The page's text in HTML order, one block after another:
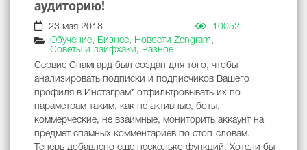
аудиторию!
23 мая 2018
10052
Обучение, Бизнес, Новости Zengram,
Советы и лайфхаки , Разное
Сервис Спамгард был создан для того, чтобы
анализировать подписки и подписчиков Вашего
профиля в Инстаграм* отфильтровывать их по
параметрам таким, как не активные, боты,
коммерческие, не взаимные, мониторить аккаунт на
предмет спамных комментариев по стоп-словам.
Теперь добавлено еще несколько функций. Хотели бы